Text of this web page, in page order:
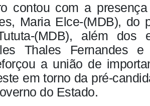
contou com a
Maria Elce-(MDB), do
(MDB), além dos
Thales Fernandes e
a união de
em torno da pré-
do Estado.